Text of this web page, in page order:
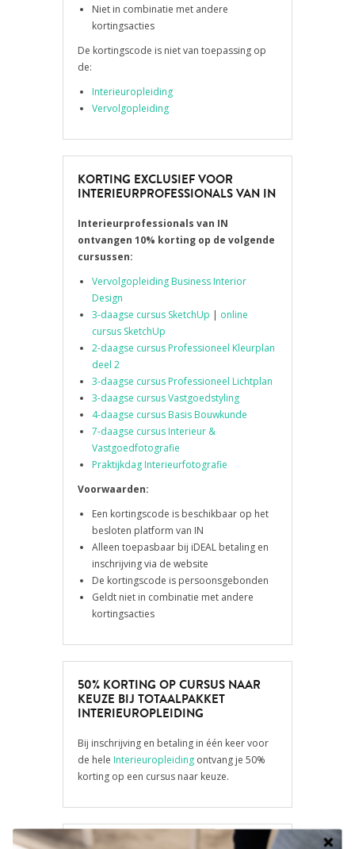
Niet in combinatie met andere
kortingsacties
De kortingscode is niet van toepassing op
de:
Interieuropleiding
Vervolgopleiding
KORTING EXCLUSIEF VOOR
INTERIEURPROFESSIONALS VAN IN
Interieurprofessionals van IN
ontvangen 10% korting op de volgende
cursussen:
Vervolgopleiding Business Interior
Design
3-daagse cursus SketchUp | online
cursus SketchUp
2-daagse cursus Professioneel Kleurplan
deel 2
3-daagse cursus Professioneel Lichtplan
3-daagse cursus Vastgoedstyling
4-daagse cursus Basis Bouwkunde
7-daagse cursus Interieur &
Vastgoedfotografie
Praktijkdag Interieurfotografie
Voorwaarden:
Een kortingscode is beschikbaar op het
besloten platform van IN
Alleen toepasbaar bij iDEAL betaling en
inschrijving via de website
De kortingscode is persoonsgebonden
Geldt niet in combinatie met andere
kortingsacties
50% KORTING OP CURSUS NAAR
KEUZE BIJ TOTAALPAKKET
INTERIEUROPLEIDING
Bij inschrijving en betaling in één keer voor
de hele Interieuropleiding ontvang je 50%
korting op een cursus naar keuze.